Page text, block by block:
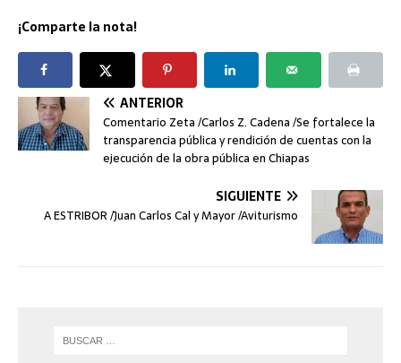
¡Comparte la nota!
ANTERIOR
Comentario Zeta /Carlos Z. Cadena /Se fortalece la
transparencia pública y rendición de cuentas con la
ejecución de la obra pública en Chiapas
SIGUIENTE
A ESTRIBOR /Juan Carlos Cal y Mayor /Aviturismo